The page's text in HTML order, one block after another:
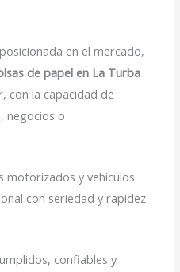
en el mercado,
de papel en La Turba
con la capacidad de
negocios o
motorizados y vehículos
con seriedad y rapidez
confiables y